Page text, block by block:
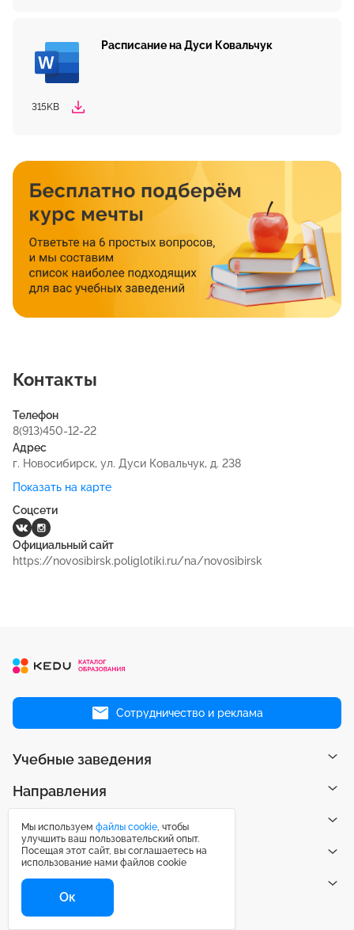
Расписание на Дуси Ковальчук
315KB
Контакты
Телефон
8(913)450-12-22
Адрес
г. Новосибирск, ул. Дуси Ковальчук, д. 238
Показать на карте
Соцсети
Официальный сайт
https://novosibirsk.poliglotiki.ru/na/novosibirsk
Сотрудничество и реклама
Учебные заведения
Направления
Рейтинги
Публикации
Центр поддержки
Мы используем файлы cookie, чтобы
улучшить ваш пользовательский опыт.
Посещая этот сайт, вы соглашаетесь на
использование нами файлов cookie
Ок